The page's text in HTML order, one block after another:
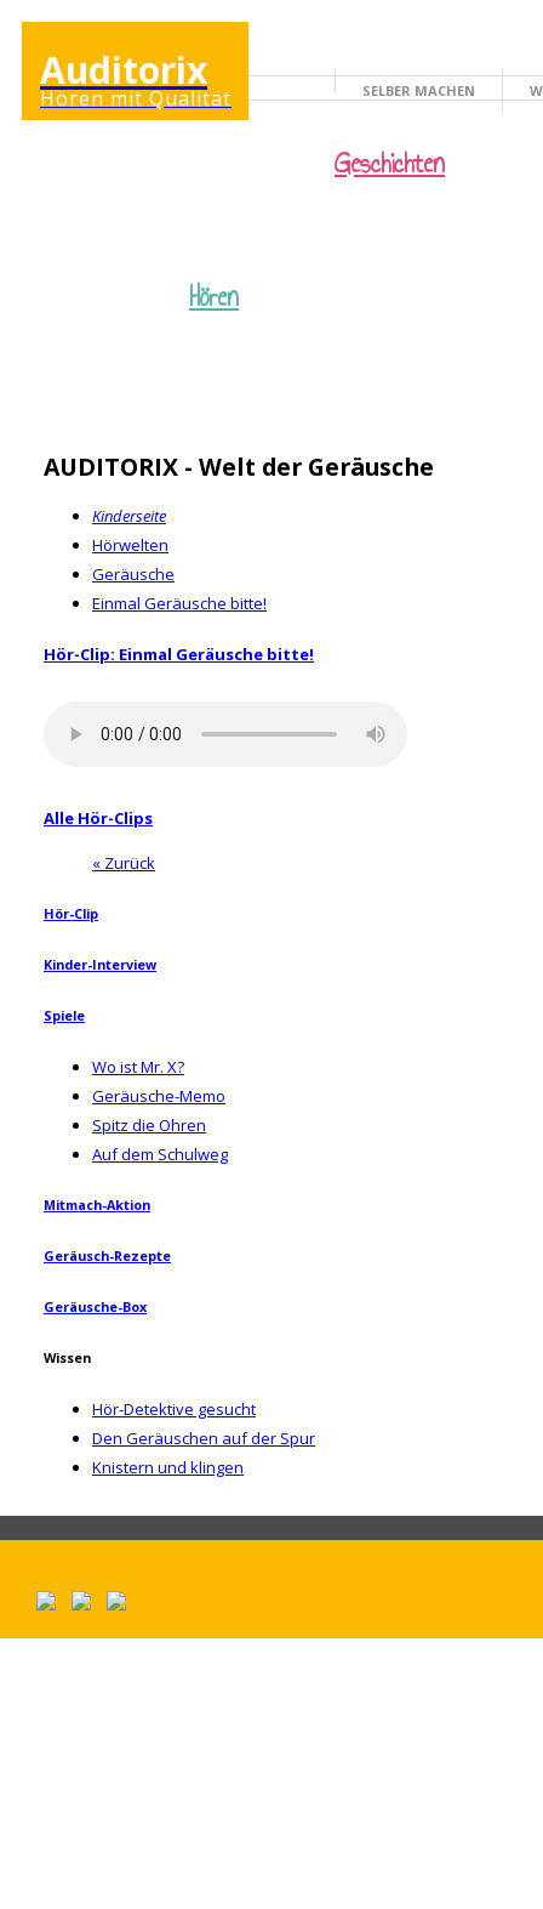
Auditorix
Hören mit Qualität KINDERSEITE
SELBER MACHEN
Hören
Geschichten
AUDITORIX - Welt der Geräusche
Kinderseite
Hörwelten
Geräusche
Einmal Geräusche bitte!
Hör-Clip: Einmal Geräusche bitte!
Alle Hör-Clips
« Zurück
Hör-Clip
Kinder-Interview
Spiele
Wo ist Mr. X?
Geräusche-Memo
Spitz die Ohren
Auf dem Schulweg
Mitmach-Aktion
Geräusch-Rezepte
Geräusche-Box
Wissen
Hör-Detektive gesucht
Den Geräuschen auf der Spur
Knistern und klingen